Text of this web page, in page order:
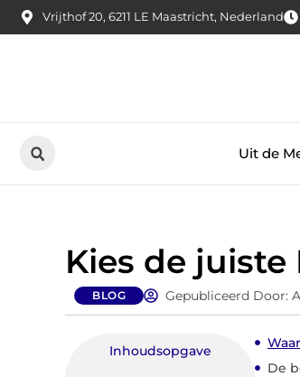
Vrijthof 20, 6211 LE Maastricht, Nederland
Uit de
Kies de
BLOG Gepubliceerd Door:
Inhoudsopgave
De